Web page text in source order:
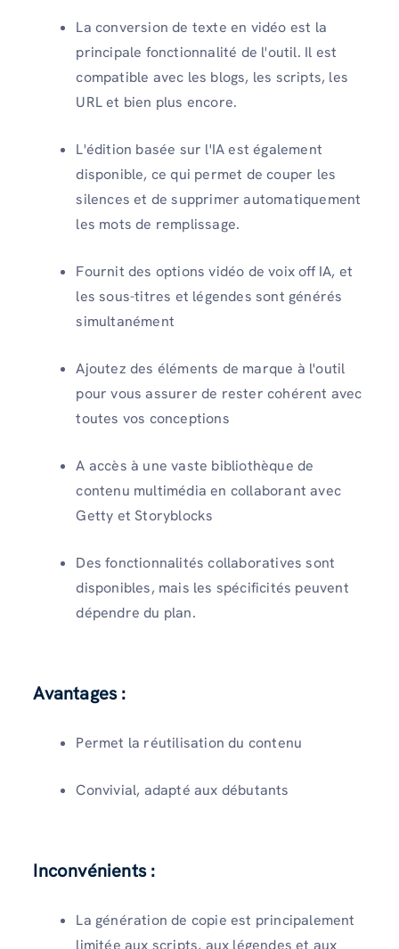
La conversion de texte en vidéo est la
principale fonctionnalité de l'outil. Il est
compatible avec les blogs, les scripts, les
URL et bien plus encore.
L'édition basée sur l'IA est également
disponible, ce qui permet de couper les
silences et de supprimer automatiquement
les mots de remplissage.
Fournit des options vidéo de voix off IA, et
les sous-titres et légendes sont générés
simultanément
Ajoutez des éléments de marque à l'outil
pour vous assurer de rester cohérent avec
toutes vos conceptions
A accès à une vaste bibliothèque de
contenu multimédia en collaborant avec
Getty et Storyblocks
Des fonctionnalités collaboratives sont
disponibles, mais les spécificités peuvent
dépendre du plan.
Avantages :
Permet la réutilisation du contenu
Convivial, adapté aux débutants
Inconvénients :
La génération de copie est principalement
limitée aux scripts, aux légendes et aux